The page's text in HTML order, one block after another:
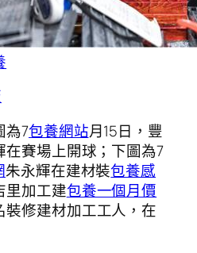
為7包養網站月15日，豐
賽場上開球；下圖為7
朱永輝在建材裝包養感
里加工建包養一個月價
修建材加工工人，在